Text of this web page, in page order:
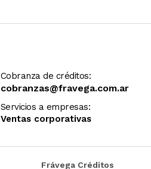
Cobranza de créditos:
cobranzas@fravega.com.ar
Servicios a empresas:
Ventas corporativas
Frávega Créditos